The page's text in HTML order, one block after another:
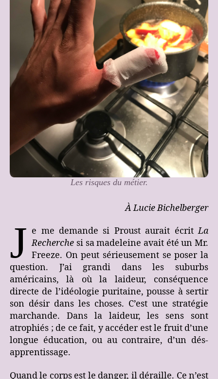
Les risques du métier.
À Lucie Bichelberger
J e me demande si Proust aurait écritLa
Recherche si sa madeleine avait été un Mr.
Freeze. On peut sérieusement se poser la
question. J’ai grandi dans les suburbs
américains, là où la laideur, conséquence
directe de l’idéologie puritaine, pousse à sertir
son désir dans les choses. C’est une stratégie
marchande. Dans la laideur, les sens sont
atrophiés ; de ce fait, y accéder est le fruit d’une
longue éducation, ou au contraire, d’un dés-
apprentissage.
Quand le corps est le danger, il déraille. Ce n’est